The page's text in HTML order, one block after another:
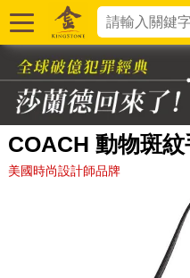
COACH 動物斑
美國時尚設計師品牌